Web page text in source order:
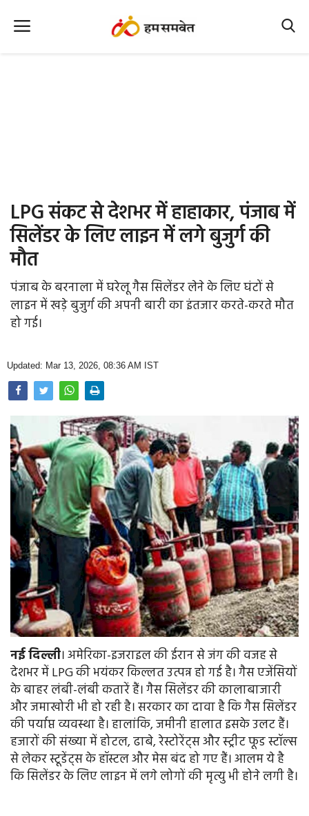
Office Office
Political Gossips
Farm & Food
Opinion
Photo Gallery
Home
LPG संकट से देशभर में हाहाकार, पंजाब में
सिलेंडर के लिए लाइन में लगे बुजुर्ग की
मौत
पंजाब के बरनाला में घरेलू गैस सिलेंडर लेने के लिए घंटों से
लाइन में खड़े बुजुर्ग की अपनी बारी का इंतजार करते-करते मौत
हो गई।
Updated: Mar 13, 2026, 08:36 AM IST
नईदिल्ली। अमेरिका-इजराइल की ईरान से जंग की वजह से
देशभर में LPG की भयंकर किल्लत उत्पन्न हो गई है। गैस एजेंसियों
के बाहर लंबी-लंबी कतारें हैं। गैस सिलेंडर की कालाबाजारी
और जमाखोरी भी हो रही है। सरकार का दावा है कि गैस सिलेंडर
की पर्याप्त व्यवस्था है। हालांकि, जमीनी हालात इसके उलट हैं।
हजारों की संख्या में होटल, ढाबे, रेस्टोरेंट्स और स्ट्रीट फूड स्टॉल्स
से लेकर स्टूडेंट्स के हॉस्टल और मेस बंद हो गए हैं। आलम ये है
कि सिलेंडर के लिए लाइन में लगे लोगों की मृत्यु भी होने लगी है।